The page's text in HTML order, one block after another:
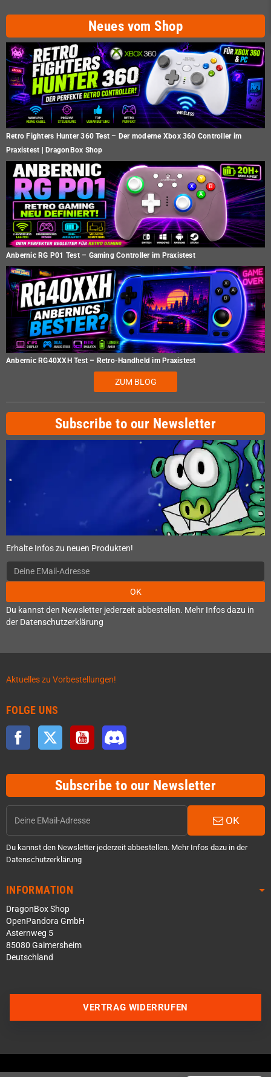
Neues vom Shop
Retro Fighters Hunter 360 Test – Der moderne Xbox 360 Controller im
Praxistest | DragonBox Shop
Anbernic RG P01 Test – Gaming Controller im Praxistest
Anbernic RG40XXH Test – Retro-Handheld im Praxistest
ZUM BLOG
Subscribe to our Newsletter
Erhalte Infos zu neuen Produkten!
OK
Du kannst den Newsletter jederzeit abbestellen. Mehr Infos dazu in
der Datenschutzerklärung
Aktuelles zu Vorbestellungen!
FOLGE UNS
Facebook Twitter YouTube
Subscribe to our Newsletter
OK
Du kannst den Newsletter jederzeit abbestellen. Mehr Infos dazu in der
Datenschutzerklärung
INFORMATION
DragonBox Shop
OpenPandora GmbH
Asternweg 5
85080 Gaimersheim
Deutschland
VERTRAG WIDERRUFEN